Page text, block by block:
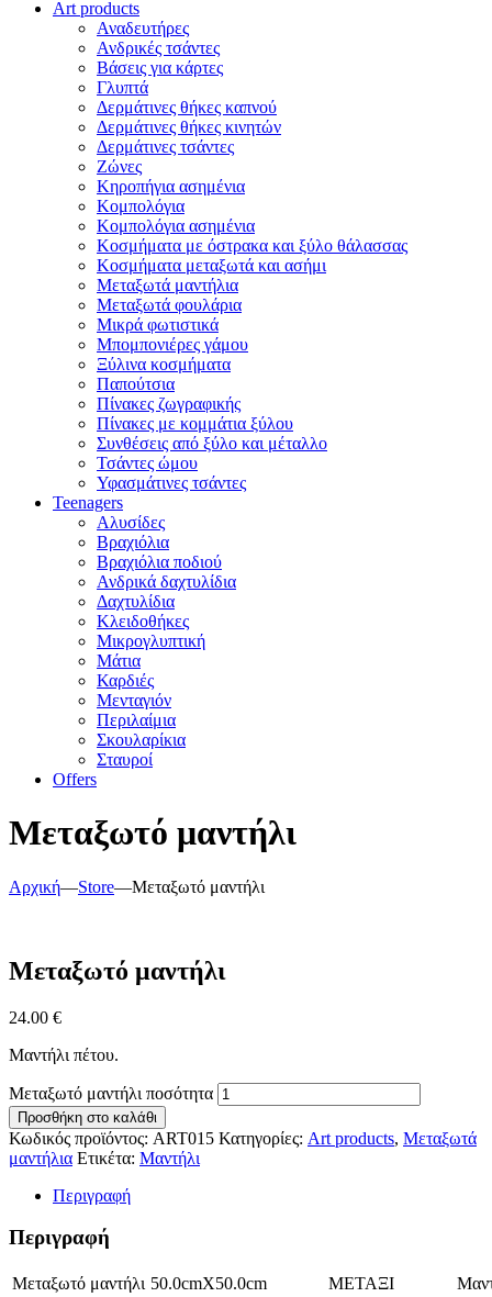
Art products
Αναδευτήρες
Ανδρικές τσάντες
Βάσεις για κάρτες
Γλυπτά
Δερμάτινες θήκες καπνού
Δερμάτινες θήκες κινητών
Δερμάτινες τσάντες
Ζώνες
Κηροπήγια ασημένια
Κομπολόγια
Κομπολόγια ασημένια
Κοσμήματα με όστρακα και ξύλο θάλασσας
Κοσμήματα μεταξωτά και ασήμι
Μεταξωτά μαντήλια
Μεταξωτά φουλάρια
Μικρά φωτιστικά
Μπομπονιέρες γάμου
Ξύλινα κοσμήματα
Παπούτσια
Πίνακες ζωγραφικής
Πίνακες με κομμάτια ξύλου
Συνθέσεις από ξύλο και μέταλλο
Τσάντες ώμου
Υφασμάτινες τσάντες
Teenagers
Αλυσίδες
Βραχιόλια
Βραχιόλια ποδιού
Ανδρικά δαχτυλίδια
Δαχτυλίδια
Κλειδοθήκες
Μικρογλυπτική
Μάτια
Καρδιές
Μενταγιόν
Περιλαίμια
Σκουλαρίκια
Σταυροί
Offers
Μεταξωτό μαντήλι
Αρχική—Store—Μεταξωτό μαντήλι
Μεταξωτό μαντήλι
24.00 €
Μαντήλι πέτου.
Μεταξωτό μαντήλι ποσότητα
Προσθήκη στο καλάθι
Κωδικός προϊόντος: ART015 Κατηγορίες: Art products, Μεταξωτά
μαντήλια Ετικέτα: Μαντήλι
Περιγραφή
Περιγραφή
Μεταξωτό μαντήλι 50.0cmX50.0cm ΜΕΤΑΞΙ